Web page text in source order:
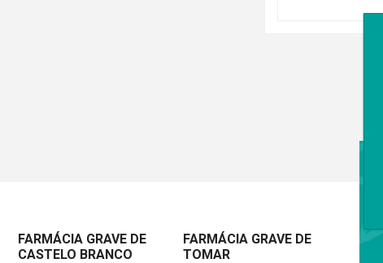
FARMÁCIA GRAVE DE
CASTELO BRANCO
FARMÁCIA GRAVE DE
TOMAR